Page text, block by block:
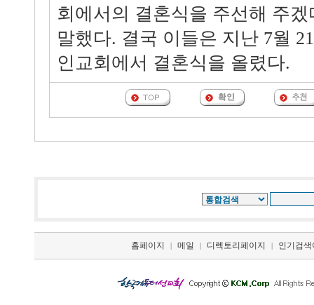
회에서의 결혼식을 주선해 주
말했다. 결국 이들은 지난 7월
인교회에서 결혼식을 올렸다.
홈페이지 | 메일 | 디렉토리페이지 | 인기검색